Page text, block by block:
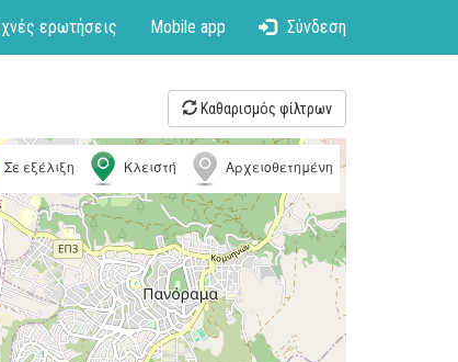
ερωτήσεις Mobile app Σύνδεση
Καθαρισμός φίλτρων
Σε εξέλιξη Κλειστή Αρχειοθετημένη